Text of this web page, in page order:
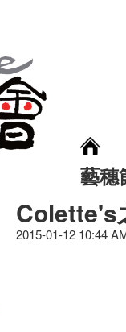
藝穗
Colette's
2015-01-12 10:44